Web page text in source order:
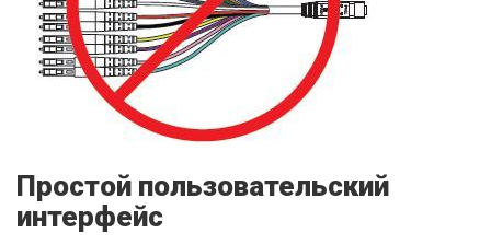
Простой пользовательский
интерфейс